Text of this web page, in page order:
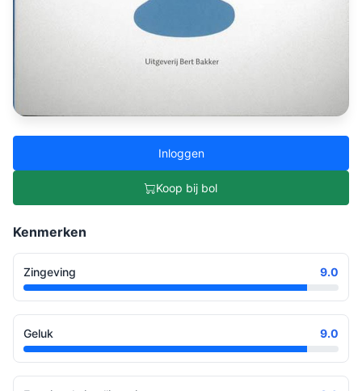
Inloggen
Koop bij bol
Kenmerken
Zingeving 9.0
Geluk 9.0